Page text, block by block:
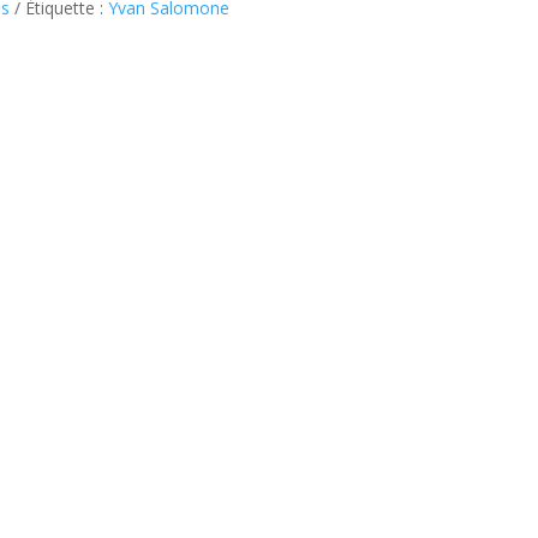
Étiquette : Yvan Salomone